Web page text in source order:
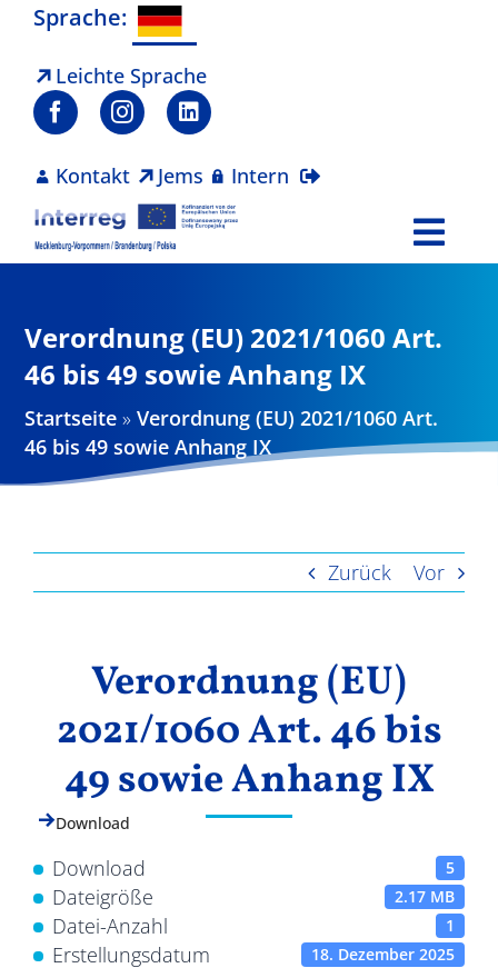
Zum
springen
Sprache:
Leichte Sprache
Kontakt Jems Intern
Projekte
Aktuelles
Verordnung (EU) 2021/1060 Art.
46 bis 49 sowie Anhang IX
Startseite »Verordnung (EU) 2021/1060 Art.
46 bis 49 sowie Anhang IX
Zurück Vor
Verordnung (EU)
2021/1060 Art. 46 bis
49 sowie Anhang IX
Download
Download 5
Dateigröße 2.17 MB
Datei-Anzahl 1
Erstellungsdatum 18. Dezember 2025